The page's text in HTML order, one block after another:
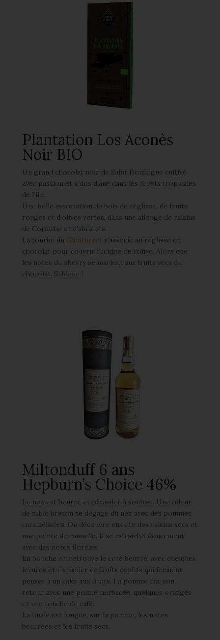
Plantation Los Aconès
Noir BIO
Un grand chocolat noir de Saint Domingue cultivé
avec passion et à dos d’âne dans les forêts tropicales
de l’île.
Une belle association de bois de réglisse, de fruits
rouges et d’olives vertes, dans une allonge de raisins
de Corinthe et d’abricots.
La tourbe du Glenturret s’associe au réglisse du
chocolat pour couvrir l’acidité de l’olive. Alors que
les notes du sherry se marient aux fruits secs du
chocolat. Sublime !
Miltonduff 6 ans
Hepburn’s Choice 46%
Le nez est beurré et pâtissier à souhait. Une odeur
de sablé breton se dégage du nez avec des pommes
caramélisées. On découvre ensuite des raisins secs et
une pointe de cannelle. Il se rafraîchit doucement
avec des notes florales.
En bouche on retrouve le coté beurré, avec quelques
levures et un panier de fruits confits qui feraient
penser à un cake aux fruits. La pomme fait son
retour avec une pointe herbacée, quelques oranges
et une touche de café.
La finale est longue, sur la pomme, les notes
beurrées et les fruits secs.